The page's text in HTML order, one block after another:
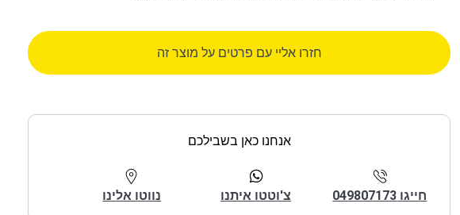
חזרו אליי עם פרטים על מוצר זה
אנחנו כאן בשבילכם
חייגו 049807173 צ'וטטו איתנו נווטו אלינו